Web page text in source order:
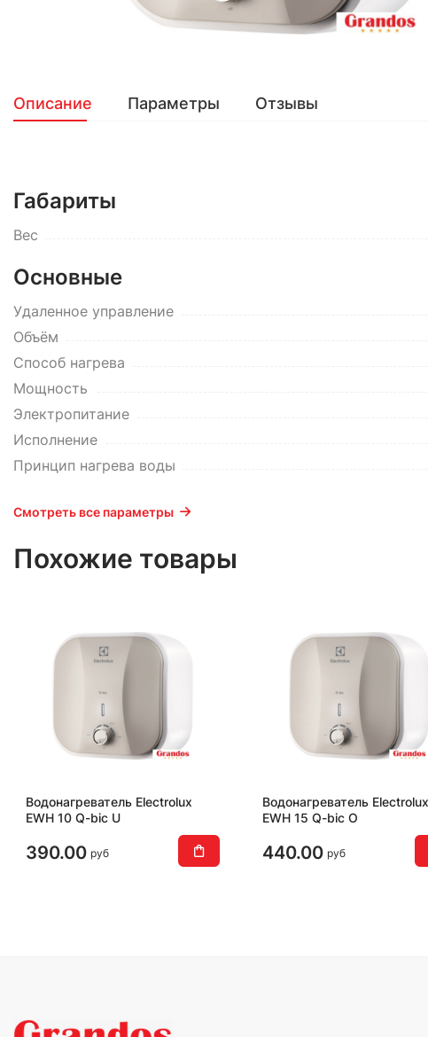
Описание Параметры Отзывы
Габариты
Вес
Основные
Удаленное управление
Объём
Способ нагрева
Мощность
Электропитание
Исполнение
Принцип нагрева воды
Смотреть все параметры
Похожие товары
Водонагреватель Electrolux
EWH 10 Q-bic U
390.00 руб
Водонагреватель Electrolux
EWH 15 Q-bic O
440.00 руб